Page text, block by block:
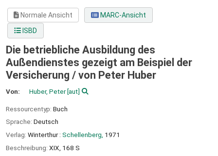
Normale Ansicht
MARC-Ansicht
ISBD
Die betriebliche Ausbildung des
Außendienstes gezeigt am Beispiel der
Versicherung / von Peter Huber
Von: Huber, Peter[aut]
Ressourcentyp: Buch
Sprache: Deutsch
Verlag: Winterthur : Schellenberg, 1971
Beschreibung: XIX, 168 S